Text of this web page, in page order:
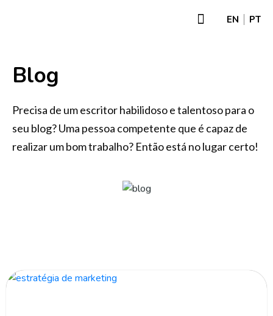
EN PT
Blog
Precisa de um escritor habilidoso e talentoso para o
seu blog? Uma pessoa competente que é capaz de
realizar um bom trabalho? Então está no lugar certo!